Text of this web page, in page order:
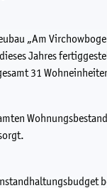
„Am
Jahres
31